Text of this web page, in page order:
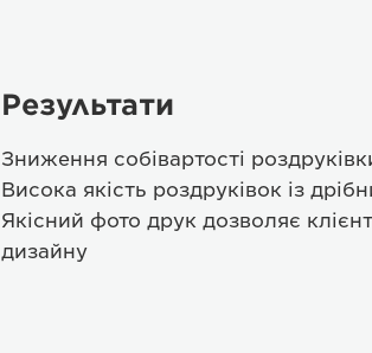
Результати
Зниження собівартості
Висока якість роздруківок із
Якісний фото друк дозволяє
дизайну